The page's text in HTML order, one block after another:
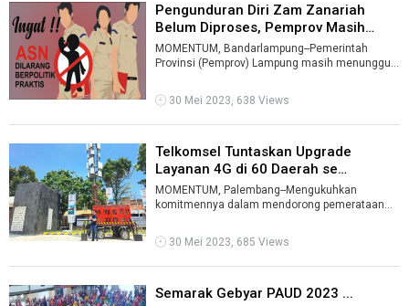
Pengunduran Diri Zam Zanariah
Belum Diproses, Pemprov Masih
Tungg ...
MOMENTUM, Bandarlampung--Pemerintah
Provinsi (Pemprov) Lampung masih menunggu
30 Mei 2023, 638 Views
Telkomsel Tuntaskan Upgrade
Layanan 4G di 60 Daerah se
Sumbagsel ...
MOMENTUM, Palembang--Mengukuhkan
komitmennya dalam mendorong pemerataan
broadband terdepa ...
30 Mei 2023, 685 Views
Semarak Gebyar PAUD 2023 ...